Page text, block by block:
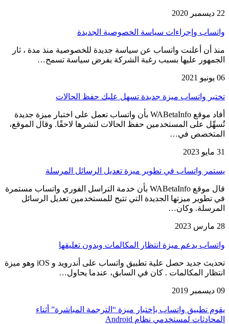
22 ديسمبر 2020
واتساب وإجراءات سياسة الخصوصية الجديدة
منذ أن أعلنت واتساب عن سياسة جديدة للخصوصية منذ مدة ، ثار
الجمهور عليها بسبب رغبة الشركة بفرض سياسة تسمح…
06 يونيو 2021
تختبر واتساب ميزة جديدة تسهل عليك حفظ الحالات
أفاد موقع WABetaInfo بأن واتساب تعمل على اختبار ميزة جديدة
تُسهِّل على المستخدمين حفظ الحالات لنشرها لاحقًا. وقال الموقع،
المتخصص في…
31 مايو 2023
يستمر واتساب في تطوير ميزة تعديل الرسائل المرسلة
قال موقع WABetaInfo بأن خدمة التراسل الفوري واتساب مستمرة
في تطوير ميزتها الجديدة التي تتيح للمستخدمين تعديل الرسائل
المرسلة. وكان…
28 مارس 2023
واتساب يدعم ميزة انتظار المكالمات وبدون تعليقها
تحديث جديد حصل علية تطبيق واتساب على أندرويد و iOS وهو ميزة
انتظار المكالمات . كان في السابق، عندما يحاول…
09 ديسمبر 2019
يقوم تطبيق واتساب بإختبار ميزة “الترجمة المباشرة” أثناء
المحادثات لمستخدمي نظام Android